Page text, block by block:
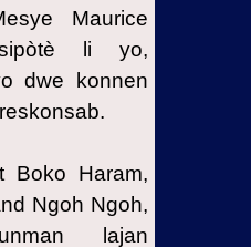
Maurice
li yo,
dwe konnen
Boko Haram,
Ngoh Ngoh,
lajan